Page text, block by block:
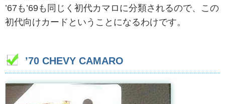
’67も’69も同じく初代カマロに分類されるので、この
初代向けカードということになるわけです。
’70 CHEVY CAMARO